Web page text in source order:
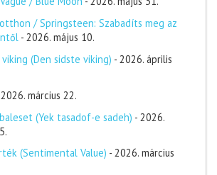
/ Springsteen: Szabadíts meg az
- 2026. május 10.
(Den sidste viking) - 2026. április
március 22.
(Yek tasadof-e sadeh) - 2026.
(Sentimental Value) - 2026. március